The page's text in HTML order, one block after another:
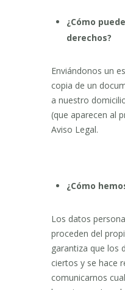
¿Cómo
derechos?
Enviándonos un
copia de un
a nuestro
(que aparecen al
Aviso Legal.
¿Cómo
Los datos
proceden del
garantiza que los
ciertos y se hace
comunicarnos